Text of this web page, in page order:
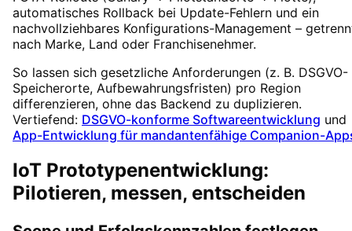
automatisches Rollback bei Update-Fehlern und ein
nachvollziehbares Konfigurations-Management –
nach Marke, Land oder Franchisenehmer.
So lassen sich gesetzliche Anforderungen (z. B. DSGVO-
Speicherorte, Aufbewahrungsfristen) pro Region
differenzieren, ohne das Backend zu duplizieren.
Vertiefend: DSGVO-konforme Softwareentwicklung und
App-Entwicklung für mandantenfähige Companion-
IoT Prototypenentwicklung:
Pilotieren, messen, entscheiden